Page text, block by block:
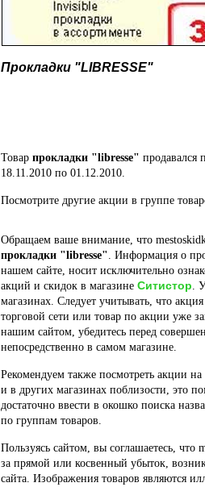
Прокладки "LIBRESSE"
Товар прокладки "libresse" продавался
18.11.2010 по 01.12.2010.
Посмотрите другие акции в группе
Обращаем ваше внимание, что
прокладки "libresse". Информация о
нашем сайте, носит исключительно
акций и скидок в магазине Ситистор.
магазинах. Следует учитывать, что
торговой сети или товар по акции уже
нашим сайтом, убедитесь перед
непосредственно в самом магазине.
Рекомендуем также посмотреть акции
и в других магазинах поблизости, это
достаточно ввести в окошко поиска
по группам товаров.
Пользуясь сайтом, вы соглашаетесь, что
за прямой или косвенный убыток,
сайта. Изображения товаров являются